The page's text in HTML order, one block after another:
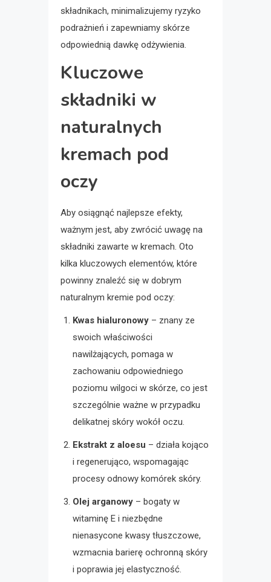
składnikach, minimalizujemy ryzyko
podrażnień i zapewniamy skórze
odpowiednią dawkę odżywienia.
Kluczowe
składniki w
naturalnych
kremach pod
oczy
Aby osiągnąć najlepsze efekty,
ważnym jest, aby zwrócić uwagę na
składniki zawarte w kremach. Oto
kilka kluczowych elementów, które
powinny znaleźć się w dobrym
naturalnym kremie pod oczy:
Kwas hialuronowy – znany ze
swoich właściwości
nawilżających, pomaga w
zachowaniu odpowiedniego
poziomu wilgoci w skórze, co jest
szczególnie ważne w przypadku
delikatnej skóry wokół oczu.
Ekstrakt z aloesu – działa kojąco
i regenerująco, wspomagając
procesy odnowy komórek skóry.
Olej arganowy – bogaty w
witaminę E i niezbędne
nienasycone kwasy tłuszczowe,
wzmacnia barierę ochronną skóry
i poprawia jej elastyczność.